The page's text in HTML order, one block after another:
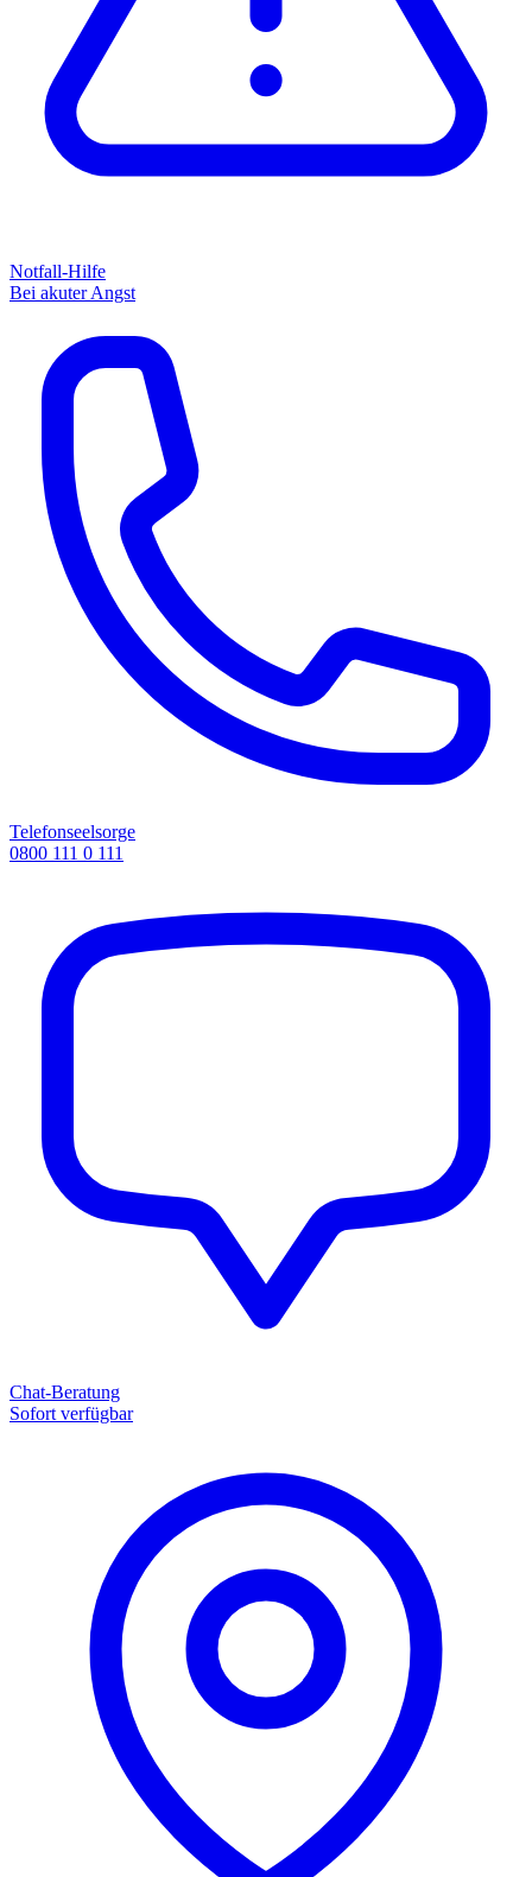
Notfall-Hilfe
Bei akuter Angst
Telefonseelsorge
0800 111 0 111
Chat-Beratung
Sofort verfügbar